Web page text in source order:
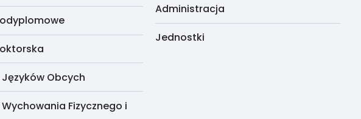
Obcych
Fizycznego i
Administracja
Jednostki